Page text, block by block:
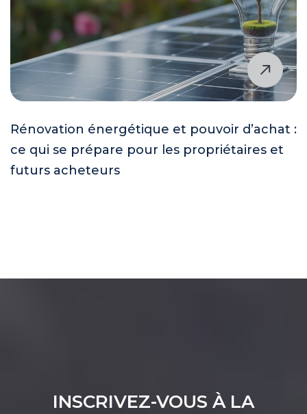
Rénovation énergétique et pouvoir d’achat :
ce qui se prépare pour les propriétaires et
futurs acheteurs
INSCRIVEZ-VOUS À LA